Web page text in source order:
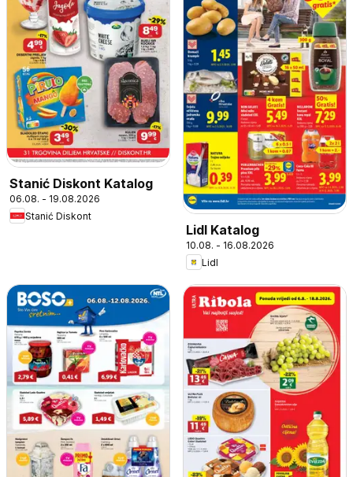
Stanić Diskont Katalog
06.08. - 19.08.2026
Stanić Diskont
Lidl Katalog
10.08. - 16.08.2026
Lidl